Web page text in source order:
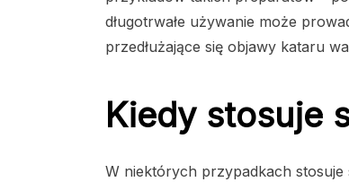
długotrwałe używanie może
przedłużające się objawy kataru
Kiedy stosuje
W niektórych przypadkach stosuje